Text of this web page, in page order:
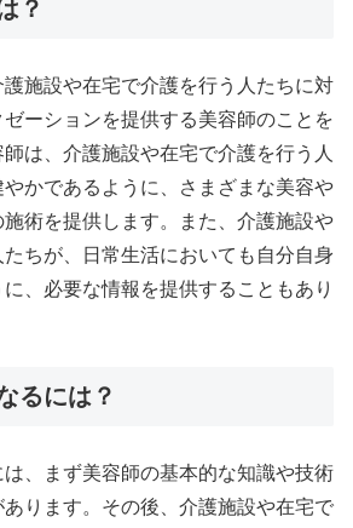
？
施設や在宅で介護を行う人たちに対
ーションを提供する美容師のことを
は、介護施設や在宅で介護を行う人
かであるように、さまざまな美容や
術を提供します。また、介護施設や
ちが、日常生活においても自分自身
、必要な情報を提供することもあり
るには？
、まず美容師の基本的な知識や技術
ります。その後、介護施設や在宅で